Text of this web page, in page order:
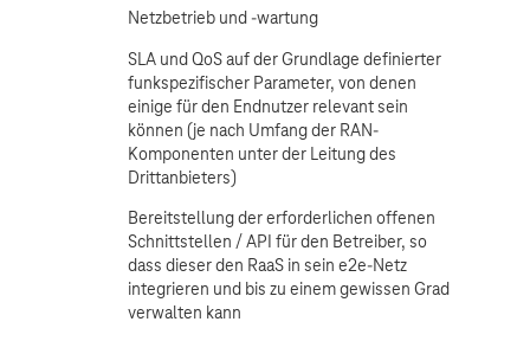
Netzbetrieb und -wartung
SLA und QoS auf der Grundlage definierter
funkspezifischer Parameter, von denen
einige für den Endnutzer relevant sein
können (je nach Umfang der RAN-
Komponenten unter der Leitung des
Drittanbieters)
Bereitstellung der erforderlichen offenen
Schnittstellen / API für den Betreiber, so
dass dieser den RaaS in sein e2e-Netz
integrieren und bis zu einem gewissen Grad
verwalten kann